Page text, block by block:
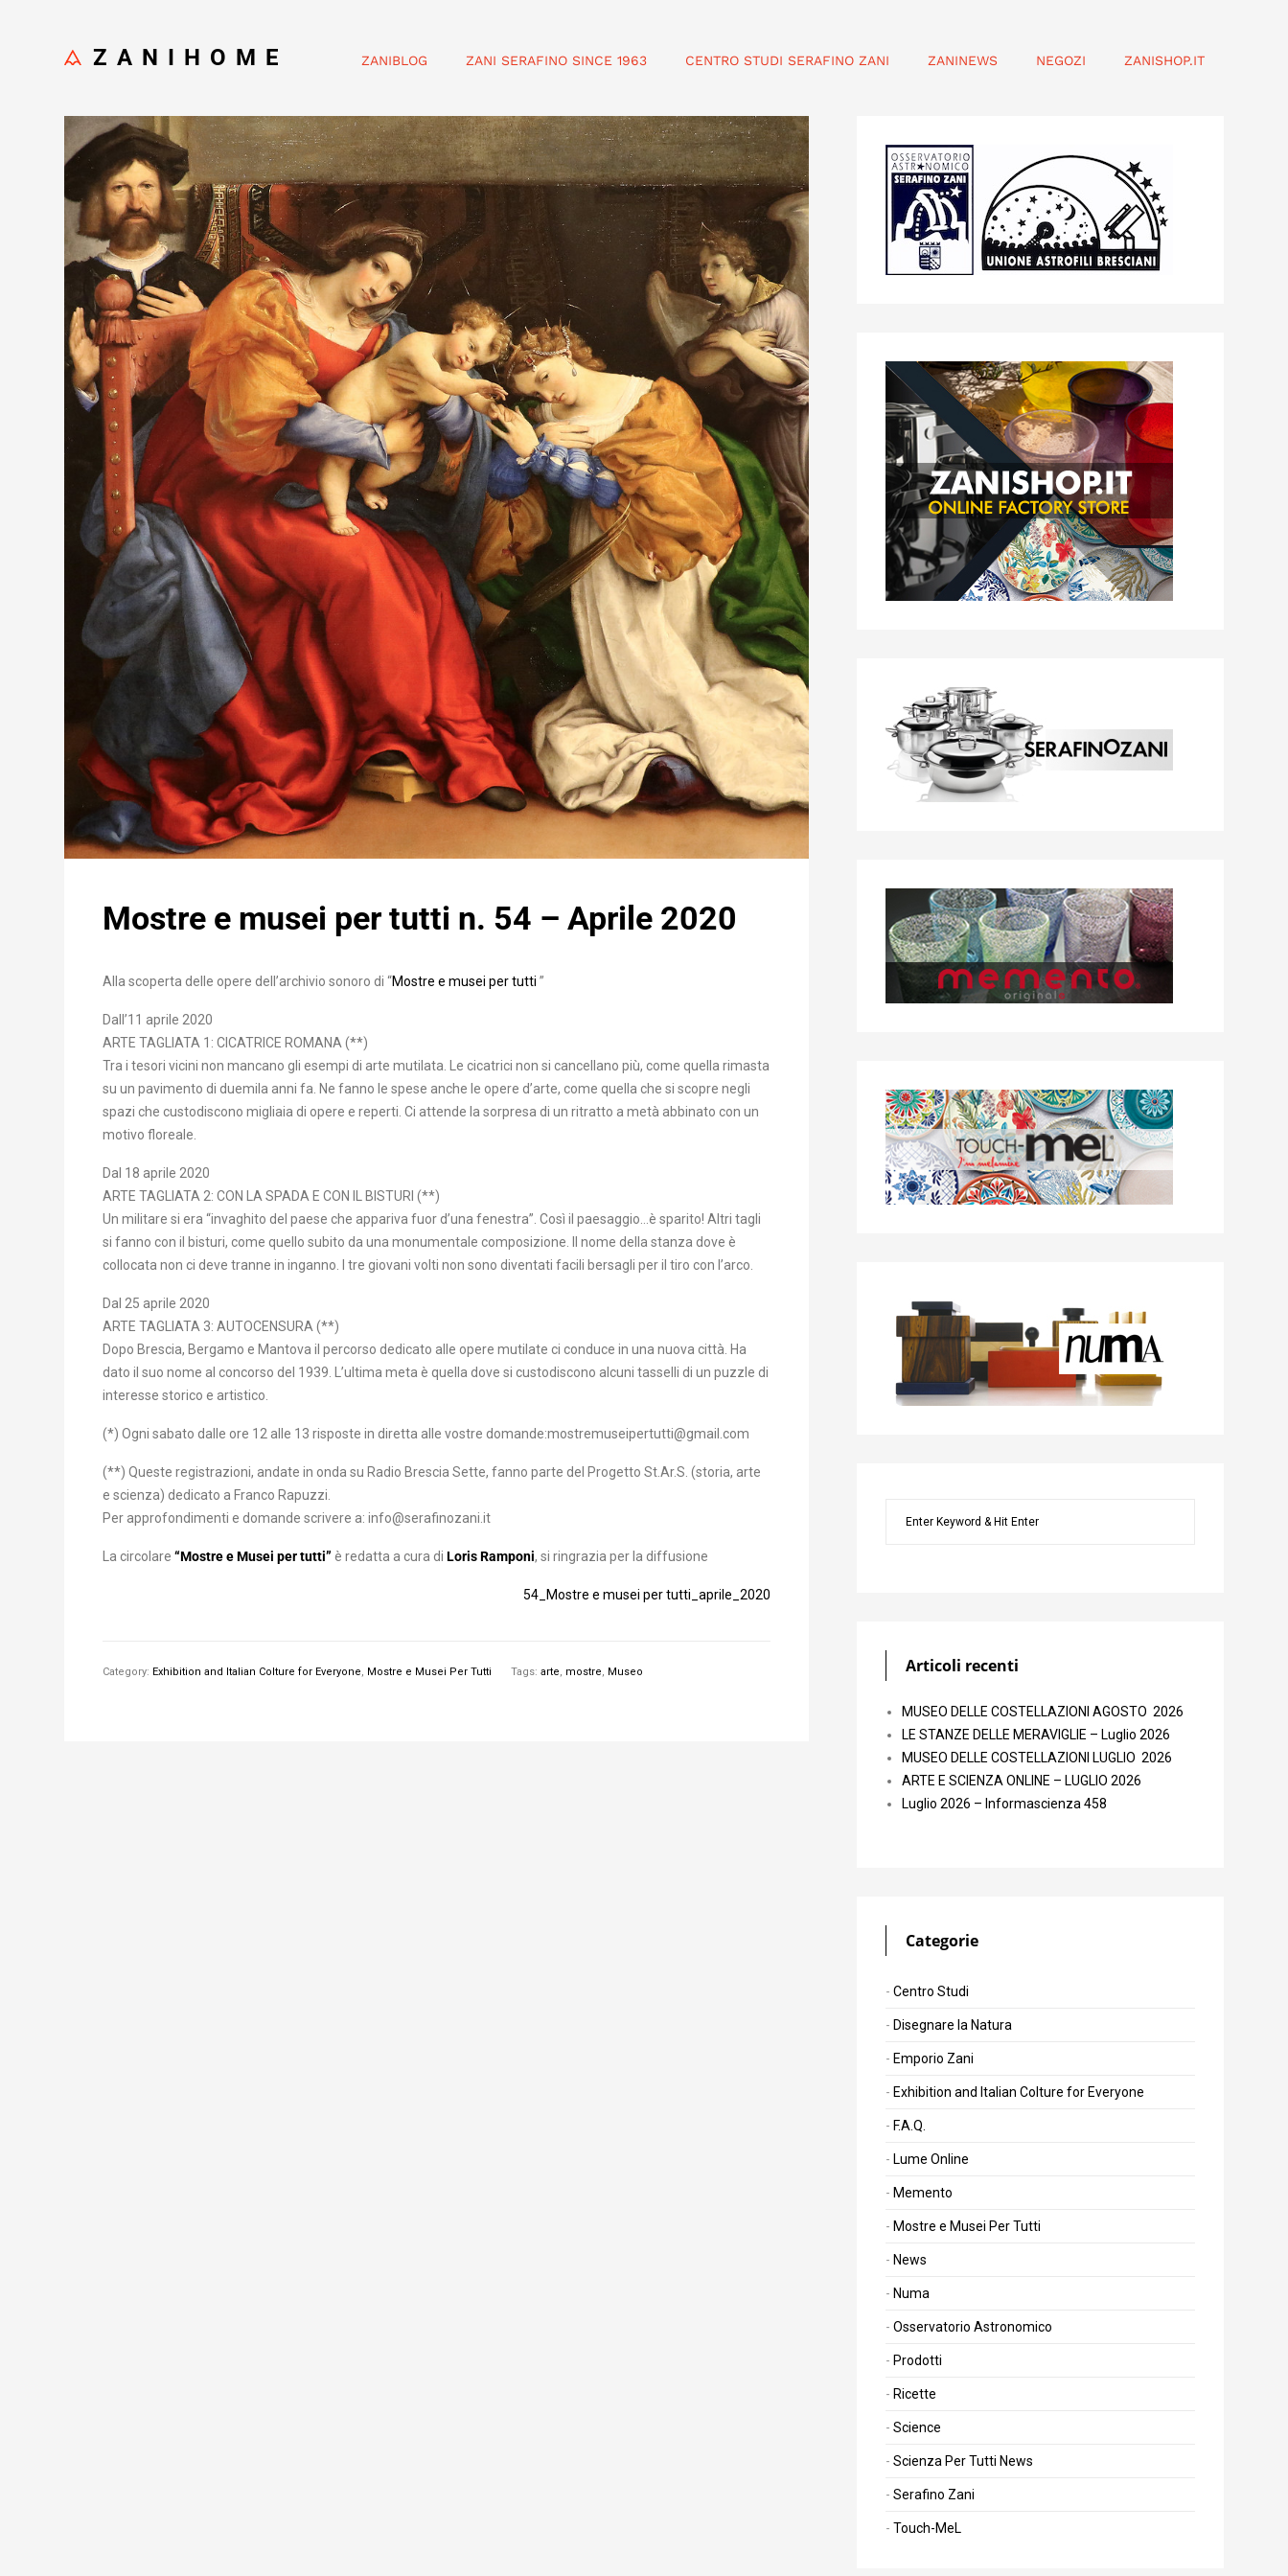
ZANIHOME ZANIBLOG ZANI SERAFINO SINCE 1963 CENTRO STUDI SERAFINO ZANI ZANINEWS NEGOZI ZANISHOP.IT
Mostre e musei per tutti n. 54 – Aprile 2020
Alla scoperta delle opere dell’archivio sonoro di “Mostre e musei per tutti ”
Dall’11 aprile 2020
ARTE TAGLIATA 1: CICATRICE ROMANA (**)
Tra i tesori vicini non mancano gli esempi di arte mutilata. Le cicatrici non si cancellano più, come quella rimasta
su un pavimento di duemila anni fa. Ne fanno le spese anche le opere d’arte, come quella che si scopre negli
spazi che custodiscono migliaia di opere e reperti. Ci attende la sorpresa di un ritratto a metà abbinato con un
motivo floreale.
Dal 18 aprile 2020
ARTE TAGLIATA 2: CON LA SPADA E CON IL BISTURI (**)
Un militare si era “invaghito del paese che appariva fuor d’una fenestra”. Così il paesaggio…è sparito! Altri tagli
si fanno con il bisturi, come quello subito da una monumentale composizione. Il nome della stanza dove è
collocata non ci deve tranne in inganno. I tre giovani volti non sono diventati facili bersagli per il tiro con l’arco.
Dal 25 aprile 2020
ARTE TAGLIATA 3: AUTOCENSURA (**)
Dopo Brescia, Bergamo e Mantova il percorso dedicato alle opere mutilate ci conduce in una nuova città. Ha
dato il suo nome al concorso del 1939. L’ultima meta è quella dove si custodiscono alcuni tasselli di un puzzle di
interesse storico e artistico.
(*) Ogni sabato dalle ore 12 alle 13 risposte in diretta alle vostre domande:mostremuseipertutti@gmail.com
(**) Queste registrazioni, andate in onda su Radio Brescia Sette, fanno parte del Progetto St.Ar.S. (storia, arte
e scienza) dedicato a Franco Rapuzzi.
Per approfondimenti e domande scrivere a: info@serafinozani.it
La circolare “Mostre e Musei per tutti” è redatta a cura di Loris Ramponi, si ringrazia per la diffusione
54_Mostre e musei per tutti_aprile_2020
Category: Exhibition and Italian Colture for Everyone, Mostre e Musei Per Tutti Tags: arte, mostre, Museo Articoli recenti
MUSEO DELLE COSTELLAZIONI AGOSTO 2026
LE STANZE DELLE MERAVIGLIE – Luglio 2026
MUSEO DELLE COSTELLAZIONI LUGLIO 2026
ARTE E SCIENZA ONLINE – LUGLIO 2026
Luglio 2026 – Informascienza 458
Categorie
Centro Studi
Disegnare la Natura
Emporio Zani
Exhibition and Italian Colture for Everyone
F.A.Q.
Lume Online
Memento
Mostre e Musei Per Tutti
News
Numa
Osservatorio Astronomico
Prodotti
Ricette
Science
Scienza Per Tutti News
Serafino Zani
Touch-MeL